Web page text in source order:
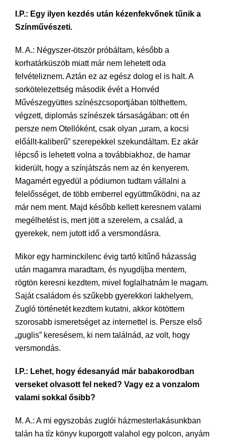
I.P.: Egy ilyen kezdés után kézenfekvőnek tűnik a
Színművészeti.
M. A.: Négyszer-ötször próbáltam, később a
korhatárküszöb miatt már nem lehetett oda
felvételiznem. Aztán ez az egész dolog el is halt. A
sorkötelezettség második évét a Honvéd
Művészegyüttes színészcsoportjában tölthettem,
végzett, diplomás színészek társaságában: ott én
persze nem Otellóként, csak olyan „uram, a kocsi
előállt-kaliberű” szerepekkel szekundáltam. Ez akár
lépcső is lehetett volna a továbbiakhoz, de hamar
kiderült, hogy a színjátszás nem az én kenyerem.
Magamért egyedül a pódiumon tudtam vállalni a
felelősséget, de több emberrel együttműködni, na az
már nem ment. Majd később kellett keresnem valami
megélhetést is, mert jött a szerelem, a család, a
gyerekek, nem jutott idő a versmondásra.
Mikor egy harminckilenc évig tartó kitűnő házasság
után magamra maradtam, és nyugdíjba mentem,
rögtön keresni kezdtem, mivel foglalhatnám le magam.
Saját családom és szűkebb gyerekkori lakhelyem,
Zugló történetét kezdtem kutatni, akkor kötöttem
szorosabb ismeretséget az internettel is. Persze első
„guglis” keresésem, ki nem találnád, az volt, hogy
versmondás.
I.P.: Lehet, hogy édesanyád már babakorodban
verseket olvasott fel neked? Vagy ez a vonzalom
valami sokkal ősibb?
M. A.: A mi egyszobás zuglói házmesterlakásunkban
talán ha tíz könyv kuporgott valahol egy polcon, anyám